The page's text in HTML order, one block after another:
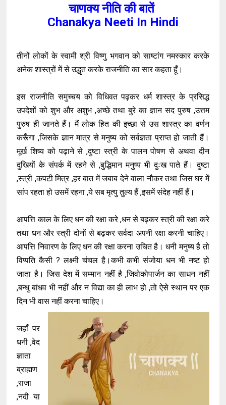
चाणक्य नीति की बातें
Chanakya Neeti In Hindi
तीनों लोकों के स्वामी श्री विष्णु भगवान को साष्टांग नमस्कार करके
अनेक शास्त्रों में से उद्धृत करके राजनीति का सार कहता हूँ।
इस राजनीति समुच्चय को विधिवत पढ़कर धर्म शास्त्र के प्रसिद्ध
उपदेशों को शुभ और अशुभ ,अच्छे तथा बुरे का ज्ञान सद पुरुष ,उत्तम
पुरुष ही जानते हैं। मैं लोक हित की इच्छा से उस शास्त्र का वर्णन
करूँगा ,जिसके ज्ञान मात्र से मनुष्य को सर्वज्ञता प्राप्त हो जाती हैं।
मूर्ख शिष्य को पढ़ाने से ,दुष्टा स्त्री के पालन पोषण से अथवा दीन
दुखियों के संपर्क में रहने से ,बुद्धिमान मनुष्य भी दुःख पाते हैं। दुष्टा
,स्त्री ,कपटी मित्र ,हर बात में जबाब देने वाला नौकर तथा जिस घर में
सांप रहता हो उसमें रहना ,ये सब मृत्यु तुल्य हैं ,इसमें संदेह नहीं हैं।
आपत्ति काल के लिए धन की रक्षा करे ,धन से बढ़कर स्त्री की रक्षा करे
तथा धन और स्त्री दोनों से बढ़कर सर्वदा अपनी रक्षा करनी चाहिए।
आपत्ति निवारण के लिए धन की रक्षा करना उचित है। धनी मनुष्य है तो
विप्पति कैसी ? लक्ष्मी चंचल है।कभी कभी संजोया धन भी नष्ट हो
जाता है। जिस देश में सम्मान नहीं है ,जिवोकोपार्जन का साधन नहीं
,बन्धु बांधव भी नहीं और न विद्या का ही लाभ हो ,तो ऐसे स्थान पर एक
दिन भी वास नहीं करना चाहिए।
जहाँ पर
धनी ,वेद
ज्ञाता
ब्राह्मण
,राजा
,नदी या